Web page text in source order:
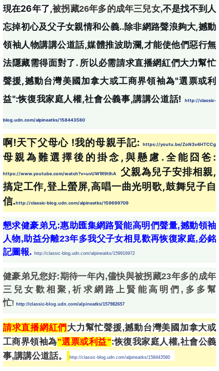
現在26年了,被拐藏26年多的成年三兒女,不是找不到人
忘掉初心及父子女親情和公義..除非網路聲浪夠大,撼動
領袖人物講講公道話,媒體推波助瀾,才能使他們惡行無
法隱藏需得面對了. 所以必需請求直播網紅們大力幫忙
聲援,撼動台灣美國加拿大或工商界領袖為"選票或利
益":恢復我家庭人權,社會公義事,講講公道話!
http://classic-
blog.udn.com/alpineatks/158443580
啊!天下父母心 !我的母親手記: https://youtu.be/ZoN3v4HTCCg
母親為難選擇後的掛念, 與懸慮
https://www.youtube.com/watch?v=uvUW1R9tlhA 父親為兒子安排相親,
搞定工作,登上螢屏,高唱一曲光明歌,鼓舞兒子自
信.http://classic-blog.udn.com/alpineatks/159699709
懇求健豪弟兄:惠助匯集網路賢能高明們聲量,撼動領袖
人物,助益分離23年多我父子女相見歡再恢復家庭,必銘
記圖報.
http://classic-blog.udn.com/alpineatks/159916972
健豪弟兄您好:期待一年內,儘快與被拐藏23年多的成年
三兒女歡相聚,祈求網路上賢能高明們,多多幫
忙! http://classic-blog.udn.com/alpineatks/157982657
請求直播網紅們 大力幫忙聲援,撼動台灣美國加拿大或
工商界領袖為"選票或利益":恢復我家庭人權,社會公義
事,講講公道話。
http://classic-blog.udn.com/alpineatks/158443580